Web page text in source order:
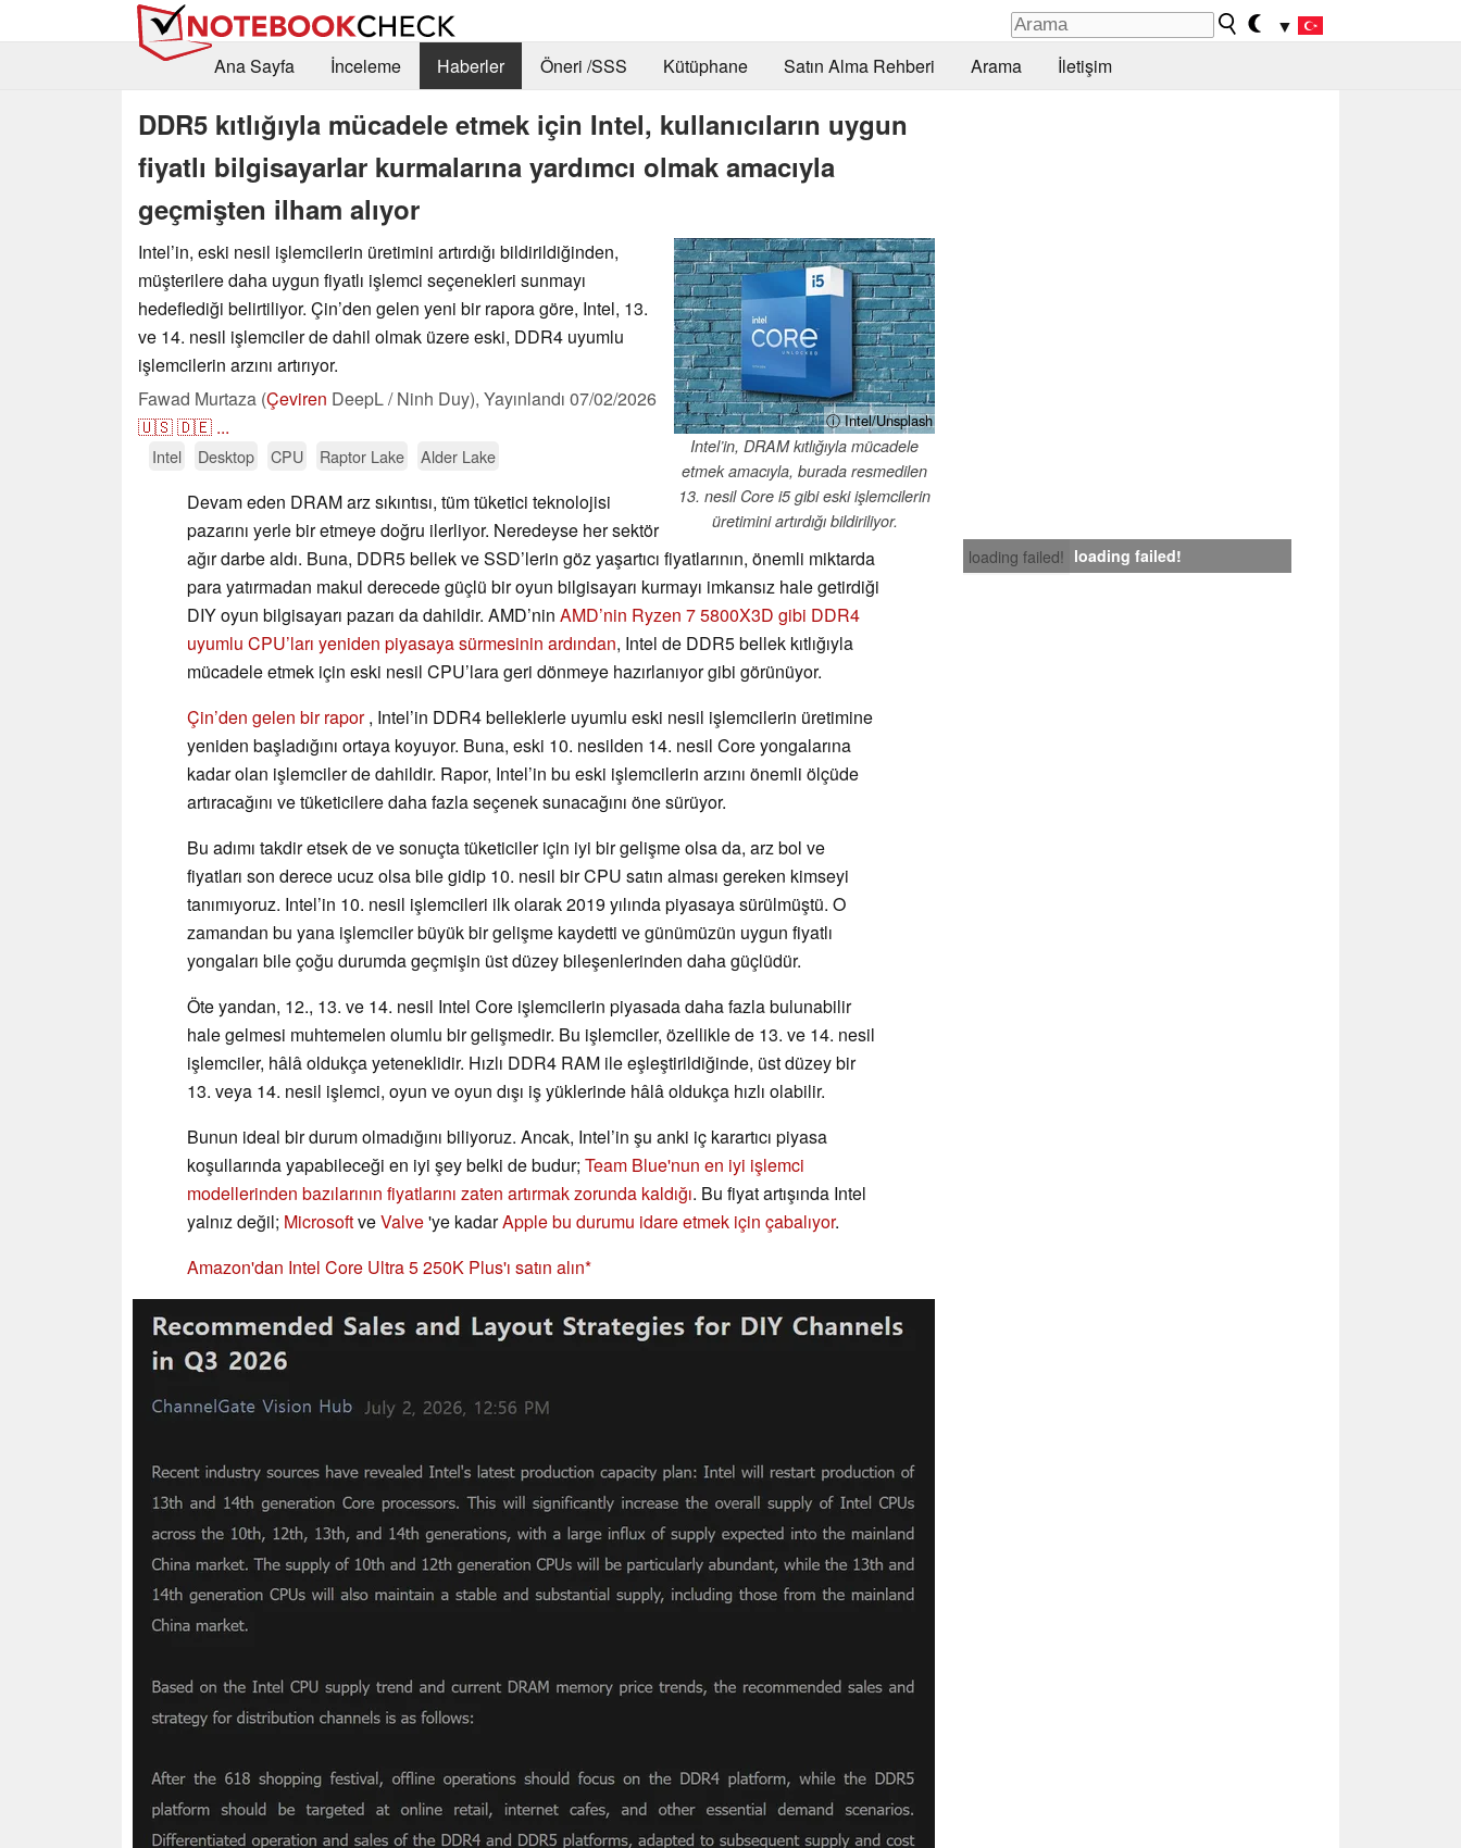
▼
Ana Sayfa
İnceleme Haberler Öneri /SSS Kütüphane Satın Alma Rehberi Arama İletişim
DDR5 kıtlığıyla mücadele etmek için Intel, kullanıcıların uygun
fiyatlı bilgisayarlar kurmalarına yardımcı olmak amacıyla
geçmişten ilham alıyor
ⓘ Intel/Unsplash
Intel’in, DRAM kıtlığıyla mücadele
etmek amacıyla, burada resmedilen
13. nesil Core i5 gibi eski işlemcilerin
üretimini artırdığı bildiriliyor.
Intel’in, eski nesil işlemcilerin üretimini artırdığı bildirildiğinden,
müşterilere daha uygun fiyatlı işlemci seçenekleri sunmayı
hedeflediği belirtiliyor. Çin’den gelen yeni bir rapora göre, Intel, 13.
ve 14. nesil işlemciler de dahil olmak üzere eski, DDR4 uyumlu
işlemcilerin arzını artırıyor.
Fawad Murtaza (Çeviren DeepL / Ninh Duy), Yayınlandı 07/02/2026
🇺🇸🇩🇪 ...
Intel Desktop CPU Raptor Lake Alder Lake
loading failed! loading failed!
Devam eden DRAM arz sıkıntısı, tüm tüketici teknolojisi
pazarını yerle bir etmeye doğru ilerliyor. Neredeyse her sektör
ağır darbe aldı. Buna, DDR5 bellek ve SSD’lerin göz yaşartıcı fiyatlarının, önemli miktarda
para yatırmadan makul derecede güçlü bir oyun bilgisayarı kurmayı imkansız hale getirdiği
DIY oyun bilgisayarı pazarı da dahildir. AMD’nin AMD’nin Ryzen 7 5800X3D gibi DDR4
uyumlu CPU’ları yeniden piyasaya sürmesinin ardından, Intel de DDR5 bellek kıtlığıyla
mücadele etmek için eski nesil CPU’lara geri dönmeye hazırlanıyor gibi görünüyor.
Çin’den gelen bir rapor, Intel’in DDR4 belleklerle uyumlu eski nesil işlemcilerin üretimine
yeniden başladığını ortaya koyuyor. Buna, eski 10. nesilden 14. nesil Core yongalarına
kadar olan işlemciler de dahildir. Rapor, Intel’in bu eski işlemcilerin arzını önemli ölçüde
artıracağını ve tüketicilere daha fazla seçenek sunacağını öne sürüyor.
Bu adımı takdir etsek de ve sonuçta tüketiciler için iyi bir gelişme olsa da, arz bol ve
fiyatları son derece ucuz olsa bile gidip 10. nesil bir CPU satın alması gereken kimseyi
tanımıyoruz. Intel’in 10. nesil işlemcileri ilk olarak 2019 yılında piyasaya sürülmüştü. O
zamandan bu yana işlemciler büyük bir gelişme kaydetti ve günümüzün uygun fiyatlı
yongaları bile çoğu durumda geçmişin üst düzey bileşenlerinden daha güçlüdür.
Öte yandan, 12., 13. ve 14. nesil Intel Core işlemcilerin piyasada daha fazla bulunabilir
hale gelmesi muhtemelen olumlu bir gelişmedir. Bu işlemciler, özellikle de 13. ve 14. nesil
işlemciler, hâlâ oldukça yeteneklidir. Hızlı DDR4 RAM ile eşleştirildiğinde, üst düzey bir
13. veya 14. nesil işlemci, oyun ve oyun dışı iş yüklerinde hâlâ oldukça hızlı olabilir.
Bunun ideal bir durum olmadığını biliyoruz. Ancak, Intel’in şu anki iç karartıcı piyasa
koşullarında yapabileceği en iyi şey belki de budur; Team Blue'nun en iyi işlemci
modellerinden bazılarının fiyatlarını zaten artırmak zorunda kaldığı. Bu fiyat artışında Intel
yalnız değil; MicrosoftveValve'ye kadarApple bu durumu idare etmek için çabalıyor.
Amazon'dan Intel Core Ultra 5 250K Plus'ı satın alın